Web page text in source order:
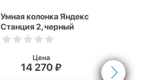
Умная колонка Яндекс
Станция 2, черный
Цена
14 270 ₽